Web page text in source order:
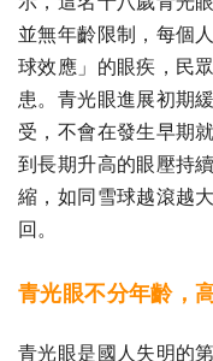
並無年齡限制，每個
球效應」的眼疾，民
患。青光眼進展初期
受，不會在發生早期
到長期升高的眼壓持
縮，如同雪球越滾越
回。
青光眼不分年齡，
青光眼是國人失明的